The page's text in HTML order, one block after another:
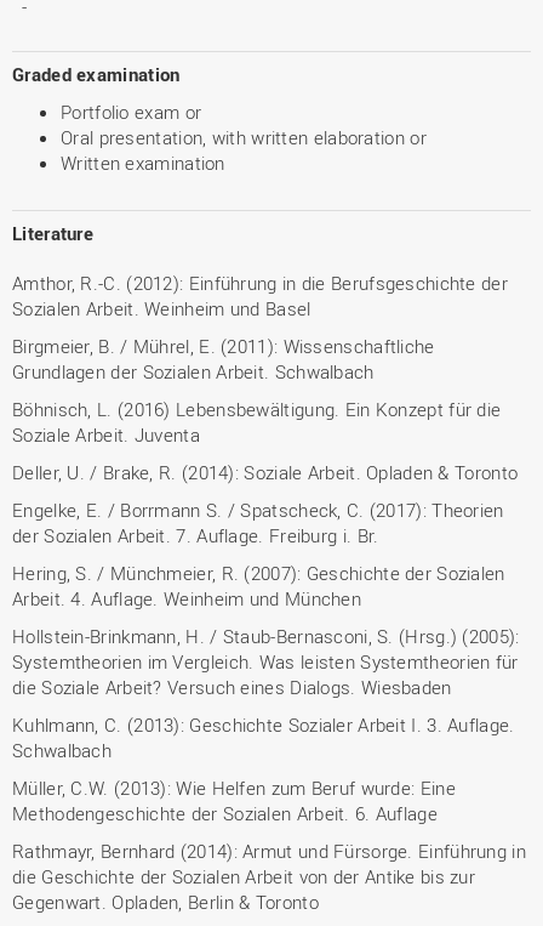
-
Graded examination
Portfolio exam or
Oral presentation, with written elaboration or
Written examination
Literature
Amthor, R.-C. (2012): Einführung in die Berufsgeschichte der
Sozialen Arbeit. Weinheim und Basel
Birgmeier, B. / Mührel, E. (2011): Wissenschaftliche
Grundlagen der Sozialen Arbeit. Schwalbach
Böhnisch, L. (2016) Lebensbewältigung. Ein Konzept für die
Soziale Arbeit. Juventa
Deller, U. / Brake, R. (2014): Soziale Arbeit. Opladen & Toronto
Engelke, E. / Borrmann S. / Spatscheck, C. (2017): Theorien
der Sozialen Arbeit. 7. Auflage. Freiburg i. Br.
Hering, S. / Münchmeier, R. (2007): Geschichte der Sozialen
Arbeit. 4. Auflage. Weinheim und München
Hollstein-Brinkmann, H. / Staub-Bernasconi, S. (Hrsg.) (2005):
Systemtheorien im Vergleich. Was leisten Systemtheorien für
die Soziale Arbeit? Versuch eines Dialogs. Wiesbaden
Kuhlmann, C. (2013): Geschichte Sozialer Arbeit I. 3. Auflage.
Schwalbach
Müller, C.W. (2013): Wie Helfen zum Beruf wurde: Eine
Methodengeschichte der Sozialen Arbeit. 6. Auflage
Rathmayr, Bernhard (2014): Armut und Fürsorge. Einführung in
die Geschichte der Sozialen Arbeit von der Antike bis zur
Gegenwart. Opladen, Berlin & Toronto